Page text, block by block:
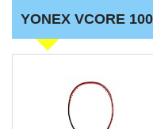
YONEX VCORE